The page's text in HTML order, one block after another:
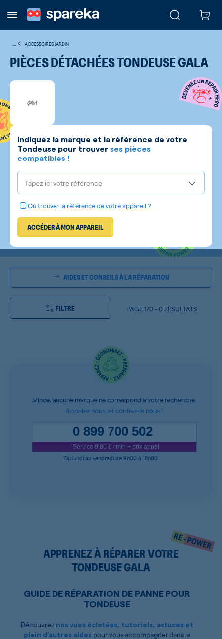
ACCESSOIRES JARDIN
PIÈCES DÉTACHÉES TONDEUSE GALA
Indiquez la marque et la référence de votre
Tondeuse pour trouver ses pièces
compatibles !
Tapez ici votre référence
Où trouver la référence de votre appareil ?
ACCÉDER À MON APPAREIL
AIDES ET CONSEILS À LA RÉPARATION
FILTRE PAGE 1/0- 0 RESULTATS
Mince, aucune marque ne correspond à votre recherche.
Appelez nous, et confiez-la nous !
0 899 700 502
Service 0,80 € / min + prix appel
Du lundi au vendredi de 9h00 à 18h00
APPRENEZ À RÉPARER VOTRE
TONDEUSE GALA
GUIDE DE RÉPARATION DE PANNE POUR
TONDEUSE
Découvrez nos vues éclatées, tutoriels, astuces et
plein d’autres aides pour vous accompagner dans la